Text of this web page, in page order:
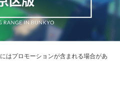
はプロモーションが含まれる場合があ